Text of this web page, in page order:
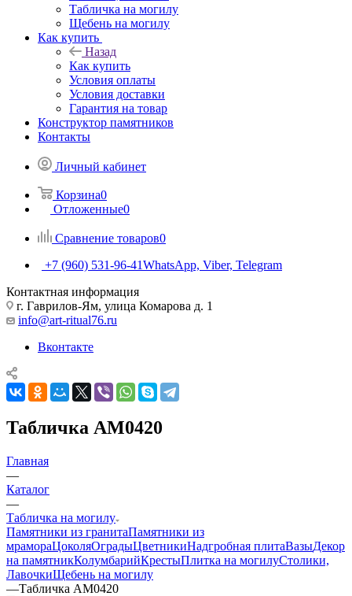
Табличка на могилу
Щебень на могилу
Как купить
Назад
Как купить
Условия оплаты
Условия доставки
Гарантия на товар
Конструктор памятников
Контакты
Личный кабинет
Корзина0
Отложенные0
Сравнение товаров0
+7 (960) 531-96-41WhatsApp, Viber, Telegram
Контактная информация
г. Гаврилов-Ям, улица Комарова д. 1
info@art-ritual76.ru
Вконтакте
Табличка AM0420
Главная
—
Каталог
—
Табличка на могилу
Памятники из гранитаПамятники из
мрамораЦоколяОградыЦветникиНадгробная плитаВазыДекор
на памятникКолумбарийКрестыПлитка на могилуСтолики,
ЛавочкиЩебень на могилу
—Табличка AM0420